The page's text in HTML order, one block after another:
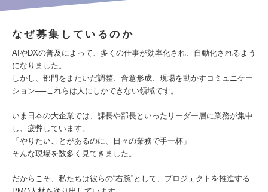
なぜ募集しているのか
AIやDXの普及によって、多くの仕事が効率化され、自動化されるよう
になりました。
しかし、部門をまたいだ調整、合意形成、現場を動かすコミュニケー
ション──これらは人にしかできない領域です。
いま日本の大企業では、課長や部長といったリーダー層に業務が集中
し、疲弊しています。
「やりたいことがあるのに、日々の業務で手一杯」
そんな現場を数多く見てきました。
だからこそ、私たちは彼らの“右腕”として、プロジェクトを推進する